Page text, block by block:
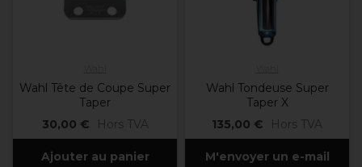
Wahl Tête de Coupe Super
Taper
30,00 €
Hors TVA
Ajouter au panier
Wahl Tondeuse Super
Taper X
135,00 €
Hors TVA
M'envoyer un e-mail